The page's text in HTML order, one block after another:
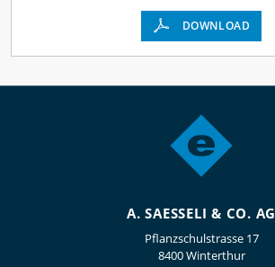
DOWNLOAD
A. SAESSELI & CO. AG
Pflanzschulstrasse 17
8400 Winterthur